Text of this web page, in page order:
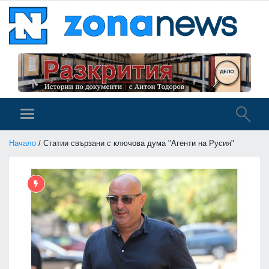
Начало / Статии свързани с ключова дума "Агенти на Русия"